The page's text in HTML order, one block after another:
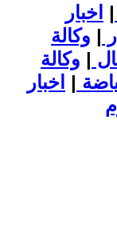
| اخبار
| وكالة
| وكالة
| اخبار